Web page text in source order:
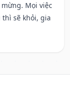
Mọi việc
sẽ khỏi, gia